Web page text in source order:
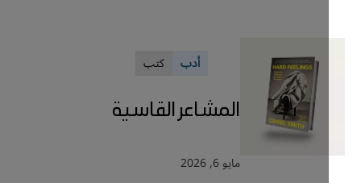
كتب
المشاعر القاسية